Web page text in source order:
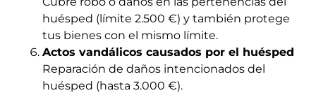
huésped (límite 2.500 €) y también protege
tus bienes con el mismo límite.
Actos vandálicos causados por el huésped
Reparación de daños intencionados del
huésped (hasta 3.000 €).